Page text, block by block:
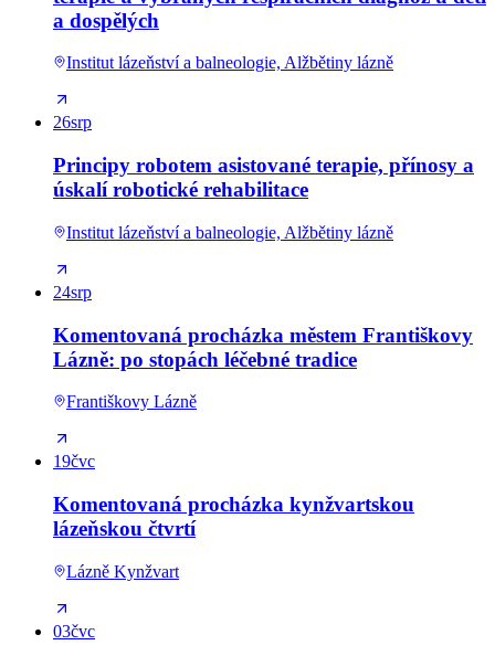
a dospělých
Institut lázeňství a balneologie, Alžbětiny lázně
26srp
Principy robotem asistované terapie, přínosy a
úskalí robotické rehabilitace
Institut lázeňství a balneologie, Alžbětiny lázně
24srp
Komentovaná procházka městem Františkovy
Lázně: po stopách léčebné tradice
Františkovy Lázně
19čvc
Komentovaná procházka kynžvartskou
lázeňskou čtvrtí
Lázně Kynžvart
03čvc